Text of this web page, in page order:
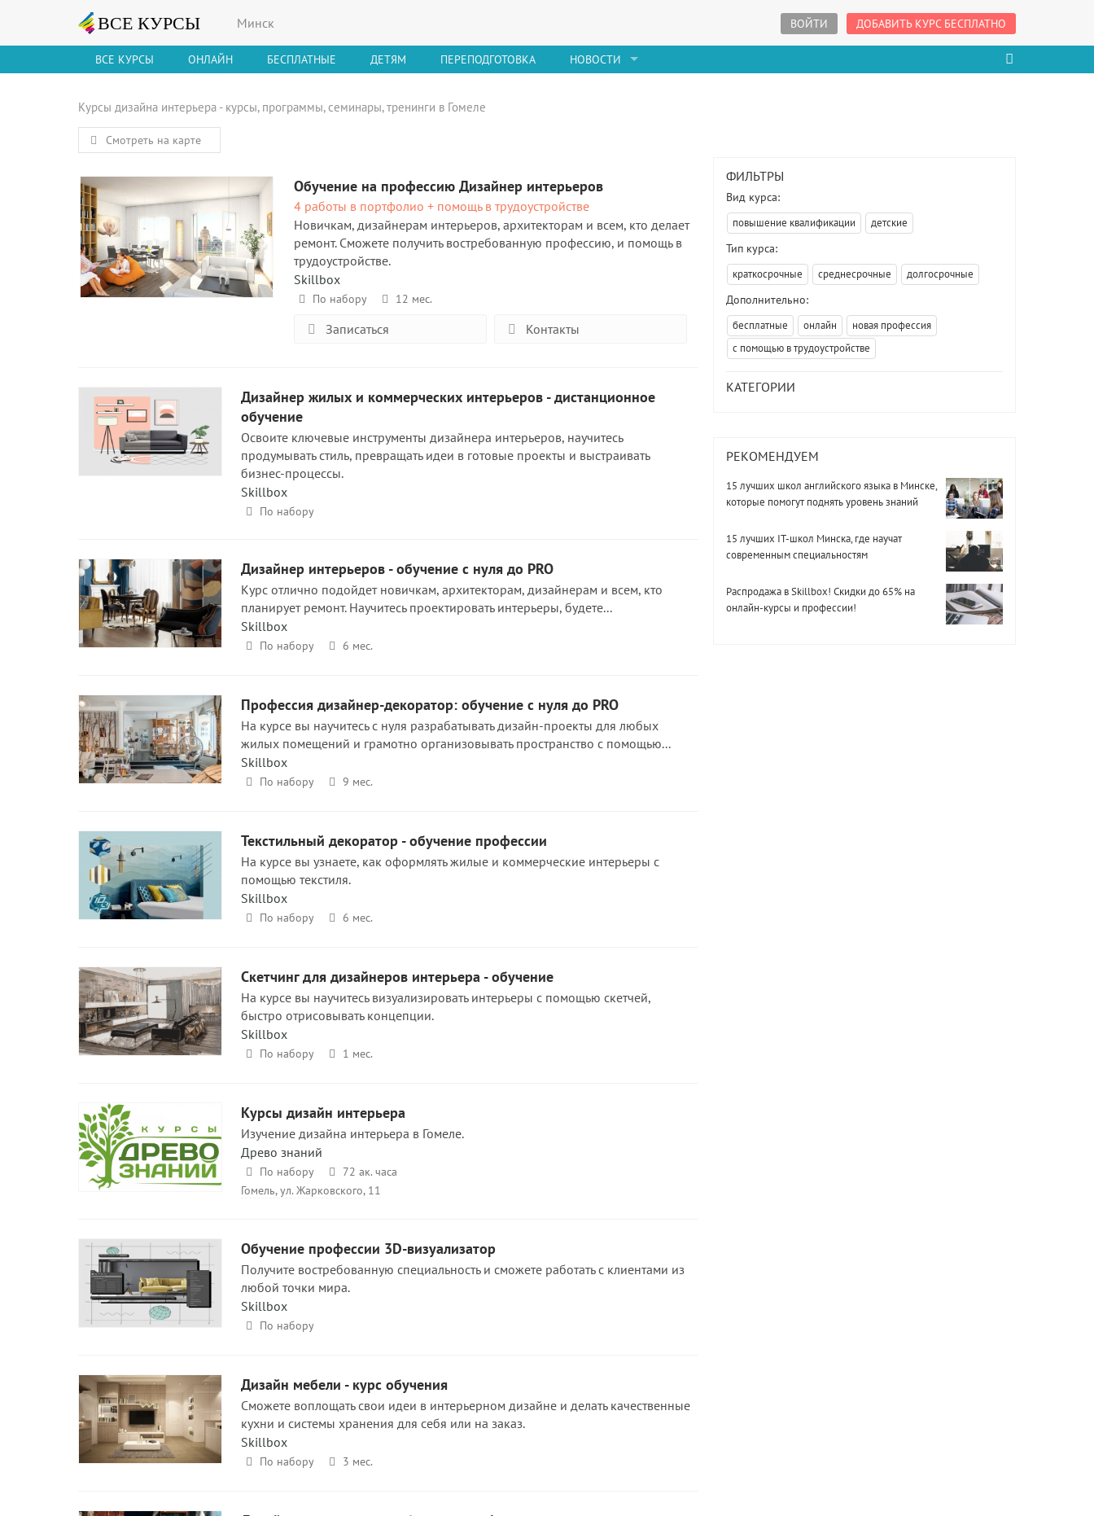
Минск ВОЙТИ ДОБАВИТЬ КУРС БЕСПЛАТНО
ВСЕ КУРСЫ ОНЛАЙН БЕСПЛАТНЫЕ ДЕТЯМ ПЕРЕПОДГОТОВКА НОВОСТИ
Курсы дизайна интерьера - курсы, программы, семинары, тренинги в Гомеле
Смотреть на карте
Обучение на профессию Дизайнер интерьеров
4 работы в портфолио + помощь в трудоустройстве
Новичкам, дизайнерам интерьеров, архитекторам и всем, кто делает
ремонт. Сможете получить востребованную профессию, и помощь в
трудоустройстве.
Skillbox
По набору 12 мес.
Записаться Контакты
Дизайнер жилых и коммерческих интерьеров - дистанционное
обучение
Освоите ключевые инструменты дизайнера интерьеров, научитесь
продумывать стиль, превращать идеи в готовые проекты и выстраивать
бизнес-процессы.
Skillbox
По набору
Дизайнер интерьеров - обучение с нуля до PRO
Курс отлично подойдет новичкам, архитекторам, дизайнерам и всем, кто
планирует ремонт. Научитесь проектировать интерьеры, будете...
Skillbox
По набору 6 мес.
Профессия дизайнер-декоратор: обучение с нуля до PRO
На курсе вы научитесь с нуля разрабатывать дизайн-проекты для любых
жилых помещений и грамотно организовывать пространство с помощью...
Skillbox
По набору 9 мес.
Текстильный декоратор - обучение профессии
На курсе вы узнаете, как оформлять жилые и коммерческие интерьеры с
помощью текстиля.
Skillbox
По набору 6 мес.
Скетчинг для дизайнеров интерьера - обучение
На курсе вы научитесь визуализировать интерьеры с помощью скетчей,
быстро отрисовывать концепции.
Skillbox
По набору 1 мес.
Курсы дизайн интерьера
Изучение дизайна интерьера в Гомеле.
Древо знаний
По набору
72 ак. часа
Гомель, ул. Жарковского, 11
Обучение профессии 3D-визуализатор
Получите востребованную специальность и сможете работать с клиентами из
любой точки мира.
Skillbox
По набору
Дизайн мебели - курс обучения
Сможете воплощать свои идеи в интерьерном дизайне и делать качественные
кухни и системы хранения для себя или на заказ.
Skillbox
По набору 3 мес.
ФИЛЬТРЫ
Вид курса:
повышение квалификации детские
Тип курса:
краткосрочные среднесрочные долгосрочные
Дополнительно:
бесплатные онлайн
новая профессия
с помощью в трудоустройстве
КАТЕГОРИИ
РЕКОМЕНДУЕМ
15 лучших школ английского языка в Минске,
которые помогут поднять уровень знаний
15 лучших IT-школ Минска, где научат
современным специальностям
Распродажа в Skillbox! Скидки до 65% на
онлайн-курсы и профессии!